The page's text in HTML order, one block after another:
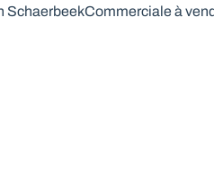
SchaerbeekCommerciale à